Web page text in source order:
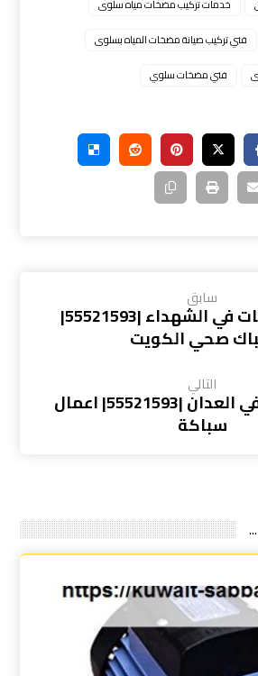
خدمات تركيب مضخات مياه سلوى
فني تركيب صيانة مضخات المياه بسلوى
فني مضخات سلوي
سابق
تركيب مضخات في الشهداء |55521593|
صحي الكويت
التالي
سباك صحي في العدان |55521593| اعمال
سباكة